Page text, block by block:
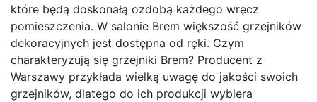
które będą doskonałą ozdobą każdego wręcz
pomieszczenia. W salonie Brem większość grzejników
dekoracyjnych jest dostępna od ręki. Czym
charakteryzują się grzejniki Brem? Producent z
Warszawy przykłada wielką uwagę do jakości swoich
grzejników, dlatego do ich produkcji wybiera